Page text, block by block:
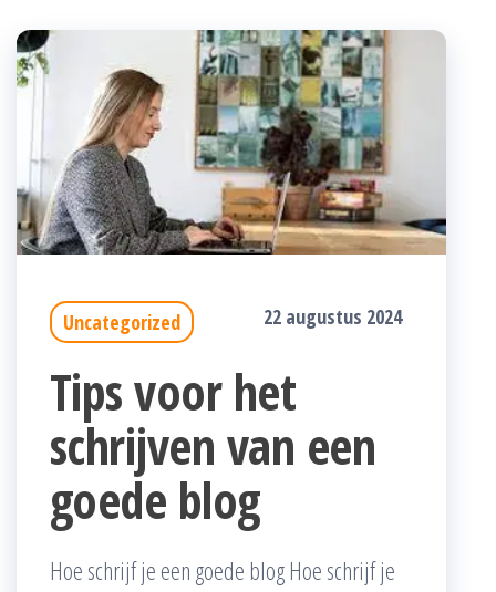
Uncategorized 22 augustus 2024
Tips voor het
schrijven van een
goede blog
Hoe schrijf je een goede blog Hoe schrijf je